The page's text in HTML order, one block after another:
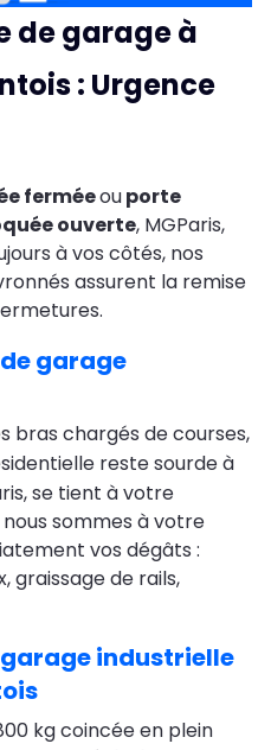
de garage à
: Urgence
ferméeouporte
ouverte, MGParis,
à vos côtés, nos
assurent la remise
garage
bras chargés de courses,
reste sourde à
se tient à votre
nous sommes à votre
vos dégâts :
graissage de rails,
industrielle
kg coincée en plein